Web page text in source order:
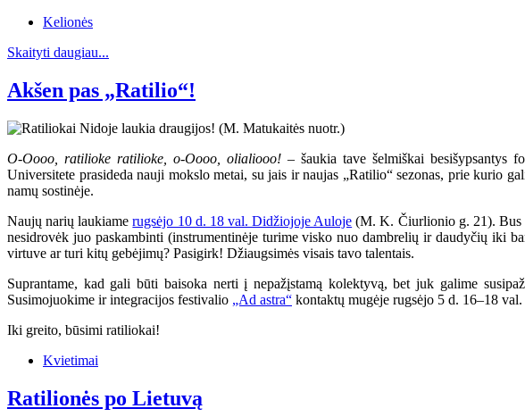
Kelionės
Skaityti daugiau...
Akšen pas „Ratilio“!
O-Oooo, ratilioke ratilioke, o-Oooo, olialiooo! – šaukia tave šelmiškai besišypsantys
Universitete prasideda nauji mokslo metai, su jais ir naujas „Ratilio“ sezonas, prie kurio
namų sostinėje.
Naujų narių laukiamerugsėjo 10 d. 18 val. Didžiojoje Auloje (M. K. Čiurlionio g. 21). Bus
nesidrovėk juo paskambinti (instrumentinėje turime visko nuo dambrelių ir daudyčių iki
virtuve ar turi kitų gebėjimų? Pasigirk! Džiaugsimės visais tavo talentais.
Suprantame, kad gali būti baisoka nerti į nepažįstamą kolektyvą, bet juk galime
Susimojuokime ir integracijos festivalio „Ad astra“ kontaktų mugėje rugsėjo 5 d. 16–18
Iki greito, būsimi ratiliokai!
Kvietimai
Ratilionės po Lietuvą